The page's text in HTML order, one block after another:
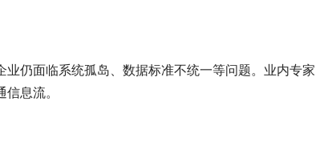
仍面临系统孤岛、数据标准不统一等问题。业内专家
息流。